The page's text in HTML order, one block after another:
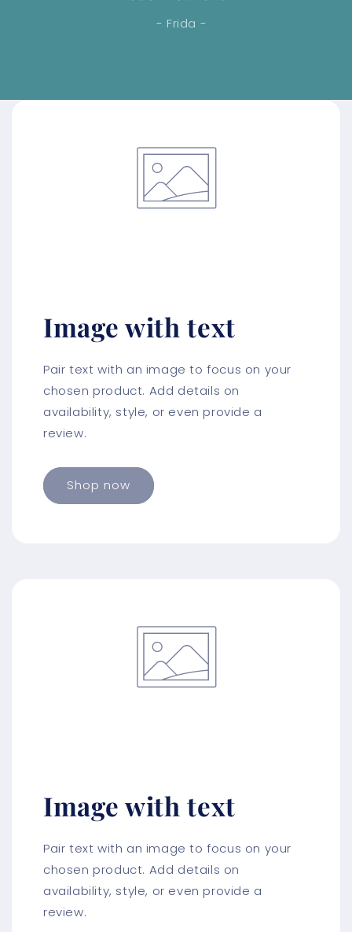
- Frida -
Image with text
Pair text with an image to focus on your
chosen product. Add details on
availability, style, or even provide a
review.
Shop now
Image with text
Pair text with an image to focus on your
chosen product. Add details on
availability, style, or even provide a
review.